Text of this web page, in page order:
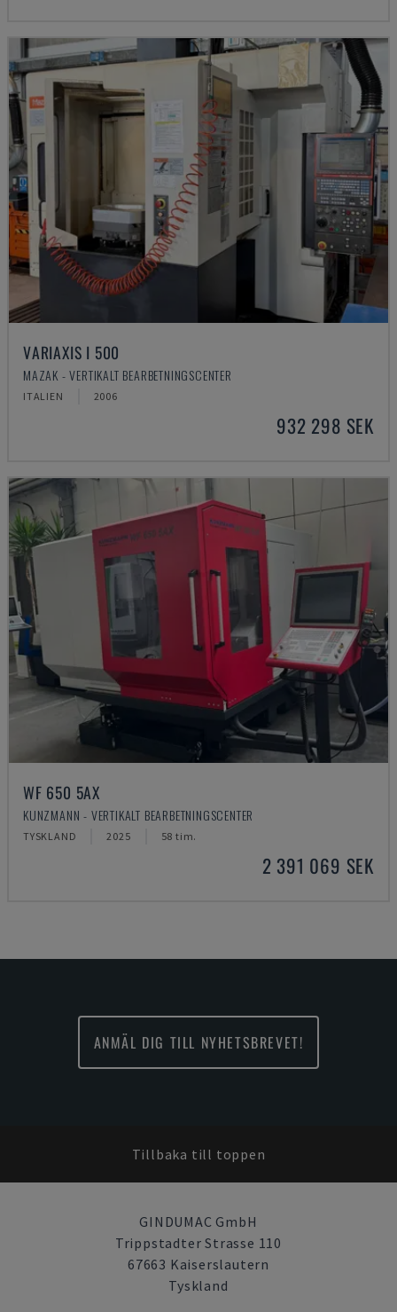
VARIAXIS I 500
MAZAK - VERTIKALT BEARBETNINGSCENTER
ITALIEN 2006
932 298 SEK
WF 650 5AX
KUNZMANN - VERTIKALT BEARBETNINGSCENTER
TYSKLAND 2025 58 tim.
2 391 069 SEK
ANMÄL DIG TILL NYHETSBREVET!
Tillbaka till toppen
GINDUMAC GmbH
Trippstadter Strasse 110
67663 Kaiserslautern
Tyskland